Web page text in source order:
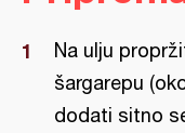
Na ulju
šargarepu
dodati sitno